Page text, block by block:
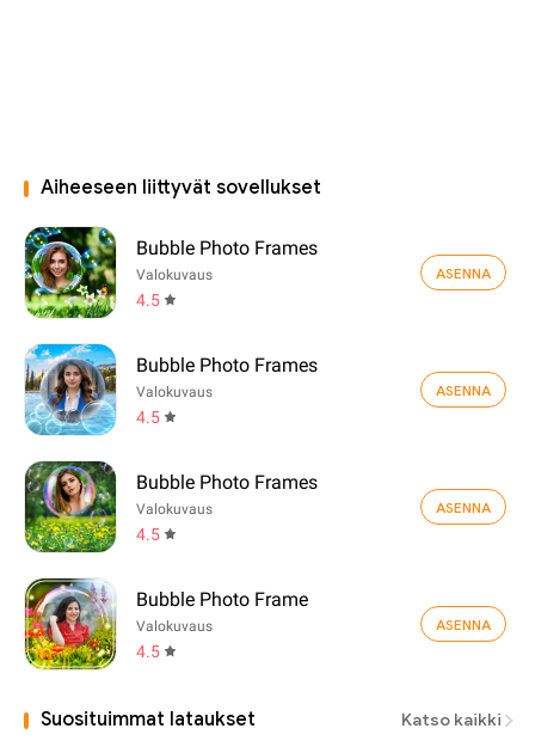
Aiheeseen liittyvät sovellukset
Bubble Photo Frames
Valokuvaus
4.5
ASENNA
Bubble Photo Frames
Valokuvaus
4.5
ASENNA
Bubble Photo Frames
Valokuvaus
4.5
ASENNA
Bubble Photo Frame
Valokuvaus
4.5
ASENNA
Suosituimmat lataukset Katso kaikki